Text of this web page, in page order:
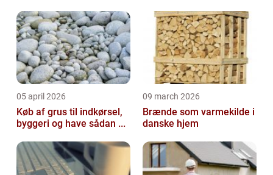
05 april 2026
Køb af grus til indkørsel,
byggeri og have sådan ...
09 march 2026
Brænde som varmekilde i
danske hjem